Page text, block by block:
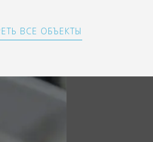
ВСЕ ОБЪЕКТЫ